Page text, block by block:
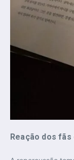
Reação dos